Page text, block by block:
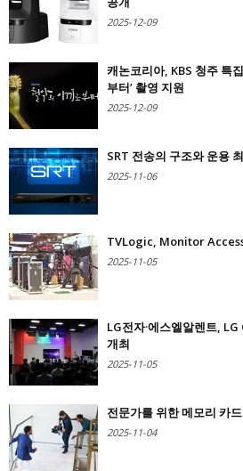
2025-12-09
캐논코리아, KBS 청주 특
부터’ 촬영 지원
2025-12-09
SRT 전송의 구조와 운용
2025-11-06
TVLogic, Monitor
2025-11-05
LG전자·에스엘알렌트,
개최
2025-11-05
전문가를 위한 메모리 카
2025-11-04